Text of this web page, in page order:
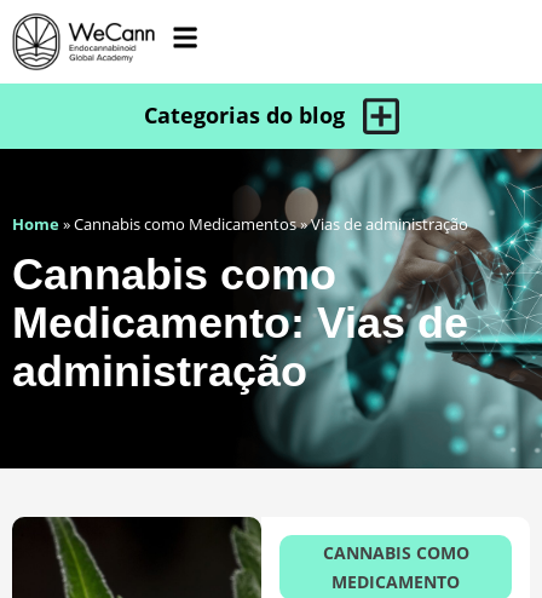
Home»Cannabis como Medicamentos»Vias de administração
Cannabis como
Medicamento: Vias de
administração
CANNABIS COMO
MEDICAMENTO